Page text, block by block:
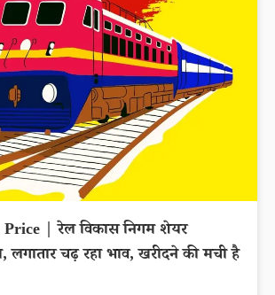
| रेल विकास निगम शेयर
लगातार चढ़ रहा भाव, खरीदने की मची है